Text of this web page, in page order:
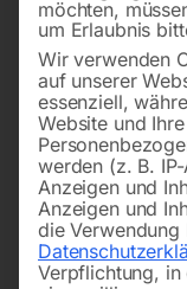
möchten,
um Erlaubnis
Wir verwenden
auf unserer
essenziell,
Website und
werden (z. B.
Anzeigen und
Anzeigen und
die Verwendung
Verpflichtung, in